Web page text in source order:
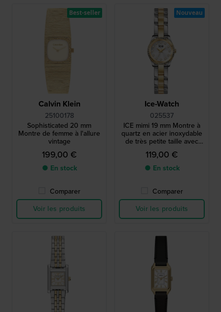
Calvin Klein
25100178
Sophisticated 20 mm
Montre de femme à l'allure
vintage
199,00 €
● En stock
Comparer
Voir les produits
Best-seller
Ice-Watch
025537
ICE mimi 19 mm Montre à
quartz en acier inoxydable
de très petite taille avec
index en cristal
119,00 €
● En stock
Comparer
Voir les produits
Nouveau